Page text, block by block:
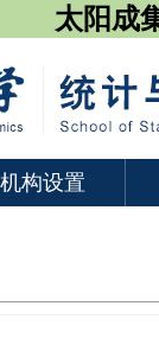
太阳成
机构设置